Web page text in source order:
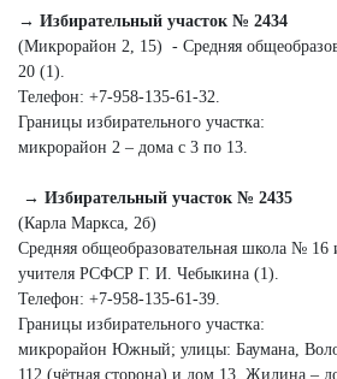
→ Избирательный участок № 2434
(Микрорайон 2, 15) - Средняя
20 (1).
Телефон: +7‑958‑135‑61‑32.
Границы избирательного участка:
микрорайон 2 – дома с 3 по 13.
→ Избирательный участок № 2435
(Карла Маркса, 2б)
Средняя общеобразовательная школа №
учителя РСФСР Г. И. Чебыкина (1).
Телефон: +7‑958‑135‑61‑39.
Границы избирательного участка:
микрорайон Южный; улицы: Баумана,
112 (чётная сторона) и дом 13, Жилина –